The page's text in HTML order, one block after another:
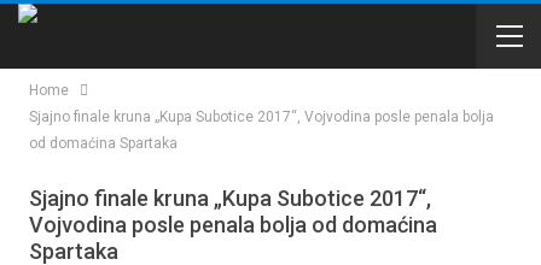
Home
Sjajno finale kruna „Kupa Subotice 2017“, Vojvodina posle penala bolja
od domaćina Spartaka
Sjajno finale kruna „Kupa Subotice 2017“,
Vojvodina posle penala bolja od domaćina
Spartaka